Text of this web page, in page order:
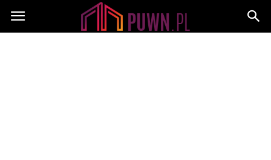
PUWN.pl